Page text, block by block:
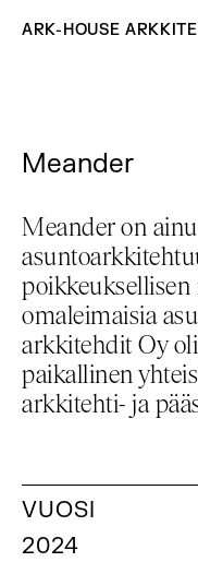
ARK-HOUSE
Meander
Meander on
omaleimaisia
arkkitehdit Oy
paikallinen
arkkitehti- ja
VUOSI
2024